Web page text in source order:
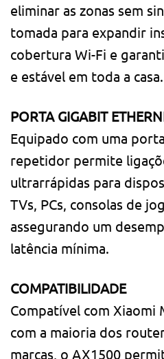
eliminar as zonas sem
tomada para expandir
cobertura Wi-Fi e
e estável em toda a casa.
PORTA GIGABIT
Equipado com uma
repetidor permite
ultrarrápidas para
TVs, PCs, consolas de
assegurando um
latência mínima.
COMPATIBILIDADE
Compatível com Xiaomi
com a maioria dos
marcas, o AX1500